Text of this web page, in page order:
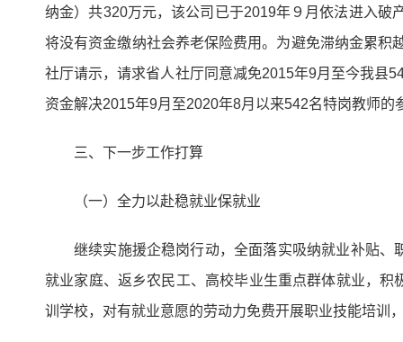
纳金）共320万元，该公司已于2019年９月依法进入破
将没有资金缴纳社会养老保险费用。为避免滞纳金累
社厅请示，请求省人社厅同意减免2015年9月至今我县
资金解决2015年9月至2020年8月以来542名特岗教师的
三、下一步工作打算
（一）全力以赴稳就业保就业
继续实施援企稳岗行动，全面落实吸纳就业补贴
就业家庭、返乡农民工、高校毕业生重点群体就业，
训学校，对有就业意愿的劳动力免费开展职业技能培训